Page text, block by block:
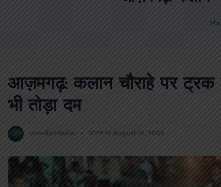
आज़मगढ़: कलान चौराहे पर
भी तोड़ा दम
news8pmtoday आजमगढ़ August 14, 2025